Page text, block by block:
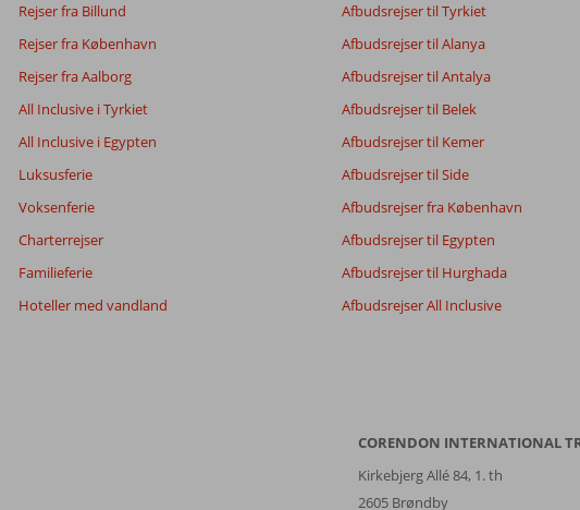
Maden
7,5
Børnevenlig 6,3
Wifi-kvalitet
5,0
Sorter
dato (ny > gammel)
Rejser fra Billund
Rejser fra København
Rejser fra Aalborg
All Inclusive i Tyrkiet
All Inclusive i Egypten
Luksusferie
Voksenferie
Charterrejser
Familieferie
Hoteller med vandland
Afbudsrejser til Tyrkiet
Afbudsrejser til Alanya
Afbudsrejser til Antalya
Afbudsrejser til Belek
Afbudsrejser til Kemer
Afbudsrejser til Side
Afbudsrejser fra København
Afbudsrejser til Egypten
Afbudsrejser til Hurghada
Afbudsrejser All Inclusive
CORENDON INTERNATIONAL
Kirkebjerg Allé 84, 1. th
2605 Brøndby